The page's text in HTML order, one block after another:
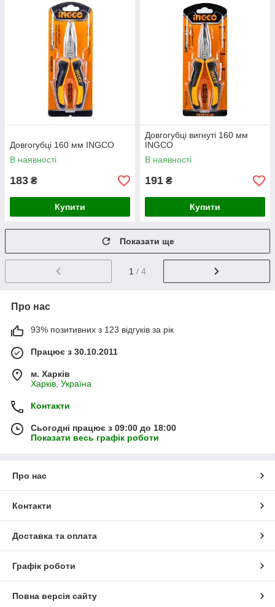
Довгогубці 160 мм INGCO
В наявності
183 ₴
Купити
Довгогубці вигнуті 160 мм
INGCO
В наявності
191 ₴
Купити
Показати ще
1 / 4
Про нас
93% позитивних з 123 відгуків за рік
Працює з 30.10.2011
м. Харків
Харків, Україна
Контакти
Сьогодні працює з 09:00 до 18:00
Показати весь графік роботи
Про нас
Контакти
Доставка та оплата
Графік роботи
Повна версія сайту